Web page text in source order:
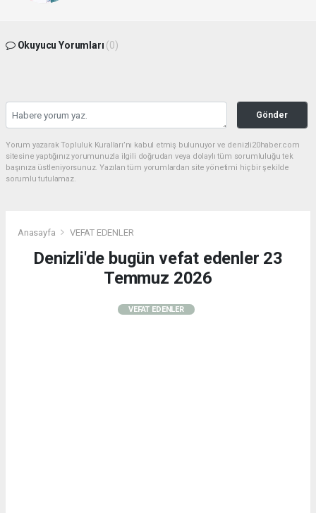
Okuyucu Yorumları (0)
Gönder
Yorum yazarak Topluluk Kuralları’nı kabul etmiş bulunuyor ve denizli20haber.com
sitesine yaptığınız yorumunuzla ilgili doğrudan veya dolaylı tüm sorumluluğu tek
başınıza üstleniyorsunuz. Yazılan tüm yorumlardan site yönetimi hiçbir şekilde
sorumlu tutulamaz.
Anasayfa VEFAT EDENLER
Denizli'de bugün vefat edenler 23
Temmuz 2026
VEFAT EDENLER